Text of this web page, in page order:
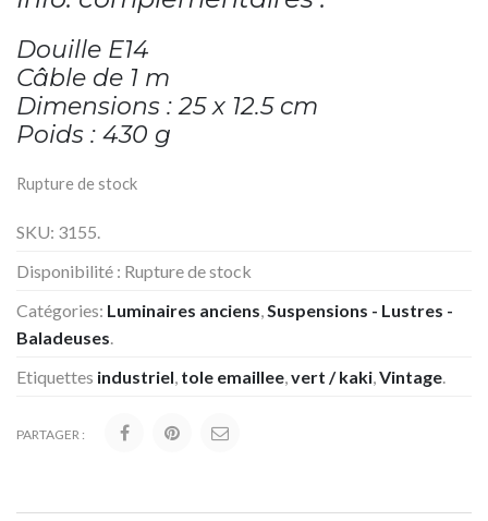
Douille E14
Câble de 1 m
Dimensions : 25 x 12.5 cm
Poids : 430 g
Rupture de stock
SKU: 3155
Disponibilité : Rupture de stock
Catégories: Luminaires anciens Suspensions - Lustres -
Baladeuses
Etiquettes industriel tole emaillee vert / kaki Vintage
PARTAGER :